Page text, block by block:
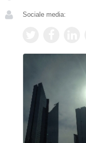
Sociale media: